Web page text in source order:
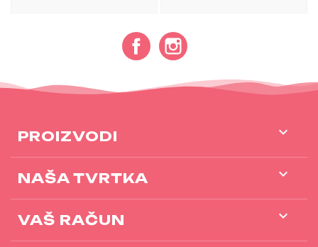
Facebook
PROIZVODI 
NAŠA TVRTKA 
VAŠ RAČUN 